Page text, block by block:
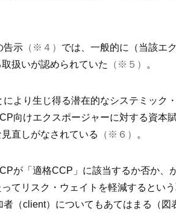
告示 （※４） では、一般的に（当該エ
扱いが認められていた
（※５） 。
より生じ得る潜在的なシステミック
向けエクスポージャーに対する資
直しがなされている
（※６） 。
が「適格CCP」に該当するか否か
てリスク・ウェイトを軽減するとい
（client）についてもあてはまる（図